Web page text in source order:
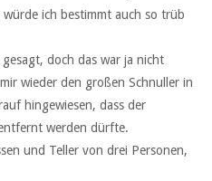
ich bestimmt auch so trüb
doch das war ja nicht
wieder den großen Schnuller in
hingewiesen, dass der
werden dürfte.
und Teller von drei Personen,